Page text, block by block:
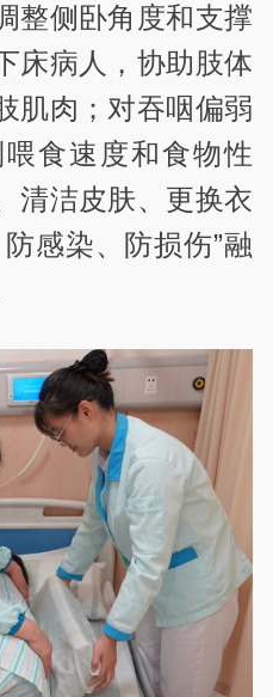
整侧卧角度和支撑
床病人，协助肢体
肌肉；对吞咽偏弱
食速度和食物性
清洁皮肤、更换衣
感染、防损伤”融